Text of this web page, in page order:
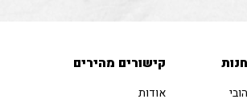
חנות
הובי
קישורים מהירים
אודות